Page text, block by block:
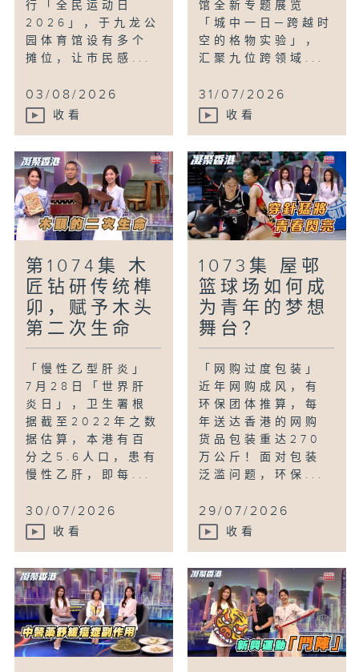
行「全民运动日
2026」，于九龙公
园体育馆设有多个
摊位，让市民感...
03/08/2026
收看
馆全新专题展览
「城中一日─跨越时
空的格物实验」，
汇聚九位跨领域...
31/07/2026
收看
第1074集 木
匠钻研传统榫
卯，赋予木头
第二次生命
「慢性乙型肝炎」
7月28日「世界肝
炎日」，卫生署根
据截至2022年之数
据估算，本港有百
分之5.6人口，患有
慢性乙肝，即每...
30/07/2026
收看
1073集 屋邨
篮球场如何成
为青年的梦想
舞台？
「网购过度包装」
近年网购成风，有
环保团体推算，每
年送达香港的网购
货品包装重达270
万公斤！面对包装
泛滥问题，环保...
29/07/2026
收看